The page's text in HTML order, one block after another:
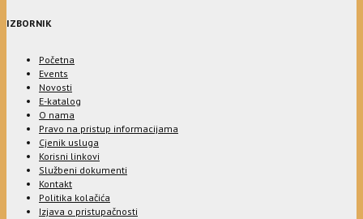
IZBORNIK
Početna
Events
Novosti
E-katalog
O nama
Pravo na pristup informacijama
Cjenik usluga
Korisni linkovi
Službeni dokumenti
Kontakt
Politika kolačića
Izjava o pristupačnosti